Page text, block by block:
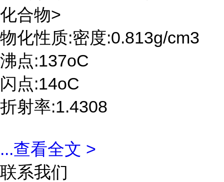
化合物>
物化性质:密度:0.813g/cm3
沸点:137oC
闪点:14oC
折射率:1.4308
...查看全文 >
联系我们